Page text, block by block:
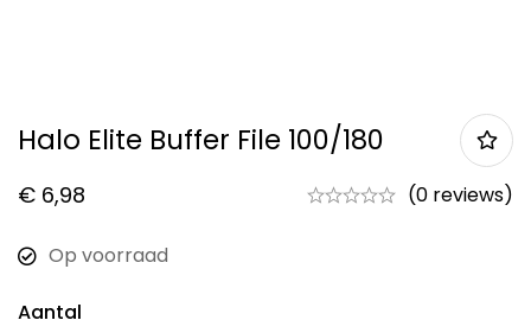
Halo Elite Buffer File 100/180
€ 6,98 (0 reviews)
Op voorraad
Aantal